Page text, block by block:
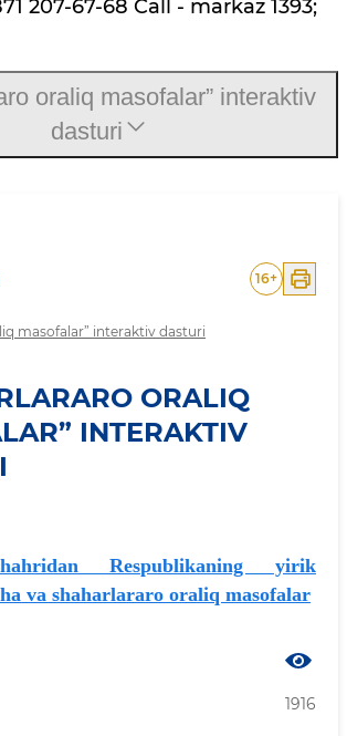
207-67-68 Call - markaz 1393;
masofalar” interaktiv dasturi
16+
ORALIQ
INTERAKTIV
Respublikaning yirik
va shaharlararo oraliq masofalar
1916
oraliq masofalar” interaktiv
dasturi